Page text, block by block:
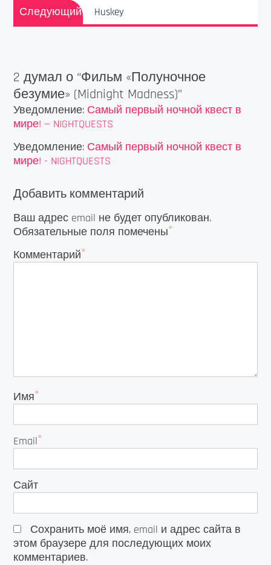
Следующий
Следующая
запись:
Huskey
2 думал о “Фильм «Полуночное
безумие» (Midnight Madness)”
Уведомление: Самый первый ночной квест в
мире! — NIGHTQUESTS
Уведомление: Самый первый ночной квест в
мире! - NIGHTQUESTS
Добавить комментарий
Ваш адрес email не будет опубликован.
Обязательные поля помечены*
Комментарий*
Имя*
Email*
Сайт
Сохранить моё имя, email и адрес сайта в
этом браузере для последующих моих
комментариев.